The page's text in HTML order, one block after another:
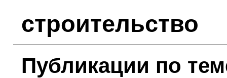
строительство
Публикации по